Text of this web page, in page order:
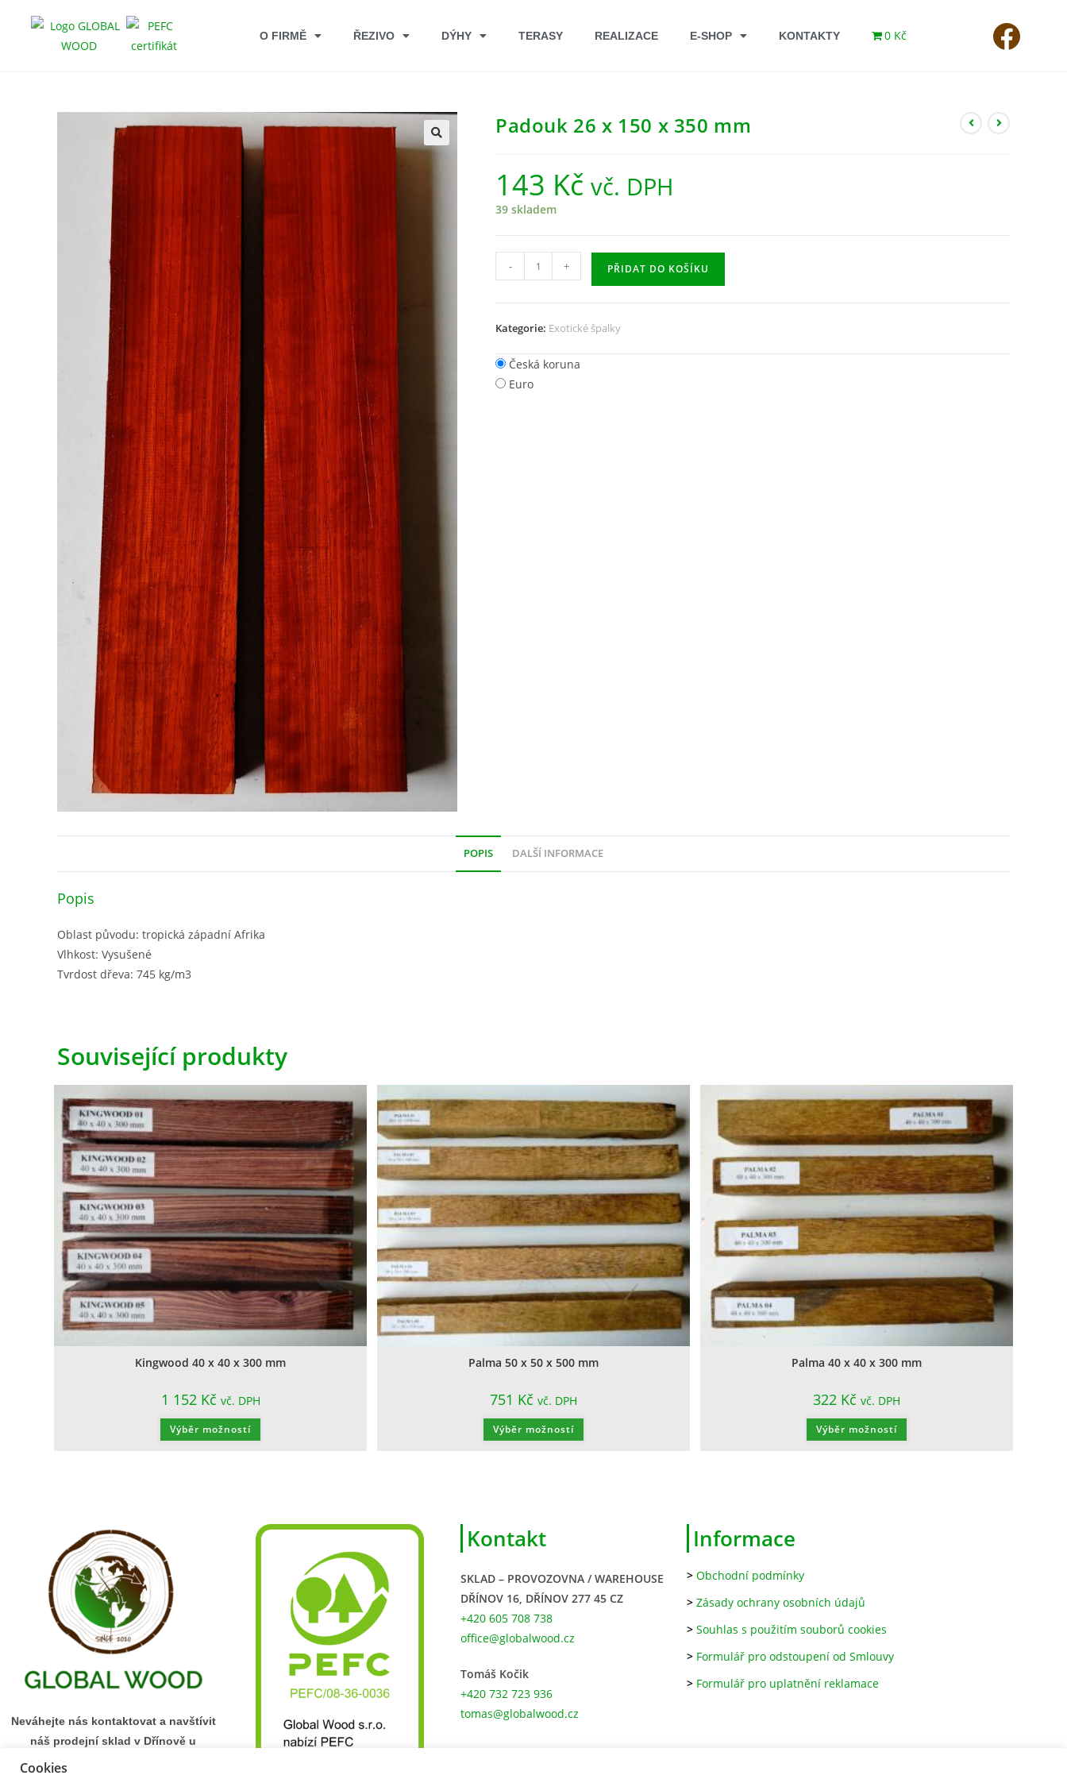
O FIRMĚ ŘEZIVO DÝHY TERASY REALIZACE E-SHOP KONTAKTY 0 Kč
🔍
Padouk 26 x 150 x 350 mm
143 Kč vč. DPH
39 skladem
- + PŘIDAT DO KOŠÍKU
Kategorie: Exotické špalky
Česká koruna
Euro
POPIS DALŠÍ INFORMACE
Popis
Oblast původu: tropická západní Afrika
Vlhkost: Vysušené
Tvrdost dřeva: 745 kg/m3
Související produkty
Kingwood 40 x 40 x 300 mm
1 152 Kč vč. DPH
Výběr možností
Palma 50 x 50 x 500 mm
751 Kč vč. DPH
Výběr možností
Palma 40 x 40 x 300 mm
322 Kč vč. DPH
Výběr možností
Neváhejte nás kontaktovat a navštívit
náš prodejní sklad v Dřínově u
Kontakt
SKLAD – PROVOZOVNA / WAREHOUSE
DŘÍNOV 16, DŘÍNOV 277 45 CZ
+420 605 708 738
office@globalwood.cz
Tomáš Kočik
+420 732 723 936
tomas@globalwood.cz
Informace
> Obchodní podmínky
> Zásady ochrany osobních údajů
> Souhlas s použitím souborů cookies
> Formulář pro odstoupení od Smlouvy
> Formulář pro uplatnění reklamace
Cookies